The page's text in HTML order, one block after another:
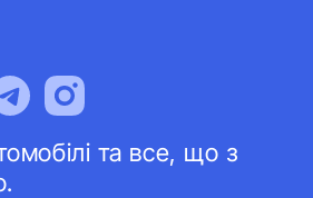
та все, що з